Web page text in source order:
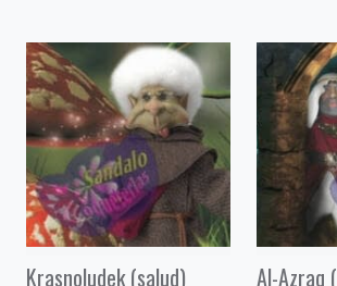
Krasnoludek (salud) Al-Azraq